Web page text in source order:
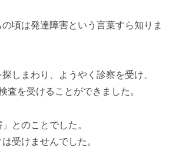
頃は発達障害という言葉すら知りま
しまわり、ようやく診察を受け、
査を受けることができました。
とのことでした。
受けませんでした。